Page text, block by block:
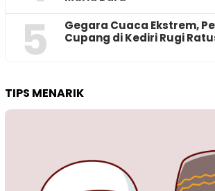
5
‎Gegara Cuaca Ekstrem,
Cupang di Kediri Rugi
TIPS MENARIK